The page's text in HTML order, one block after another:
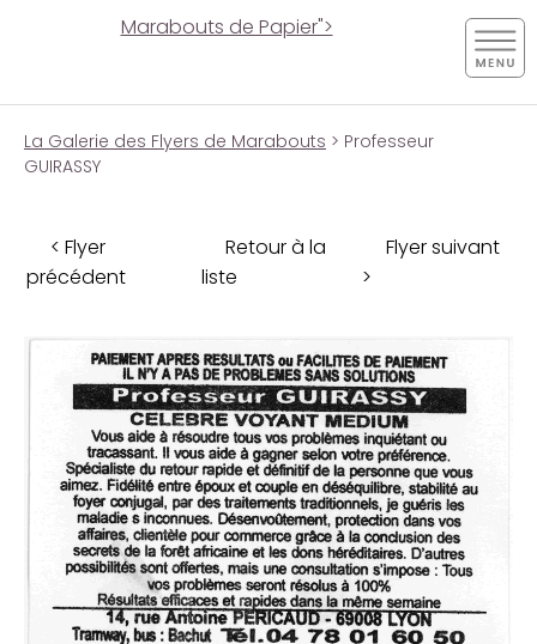
Marabouts de Papier">
La Galerie des Flyers de Marabouts > Professeur
GUIRASSY
< Flyer
précédent
Retour à la
liste
Flyer suivant
>